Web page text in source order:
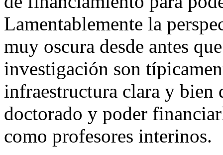
Lamentablemente la
muy oscura desde antes
investigación son
infraestructura clara y bien
doctorado y poder
como profesores interinos.